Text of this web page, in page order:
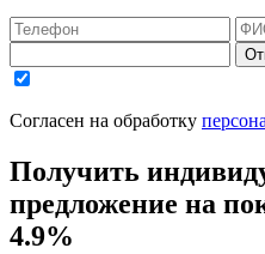
Согласен на обработку
Получить
предложение на
4.9%